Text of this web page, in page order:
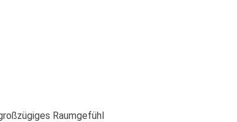
Raumgefühl